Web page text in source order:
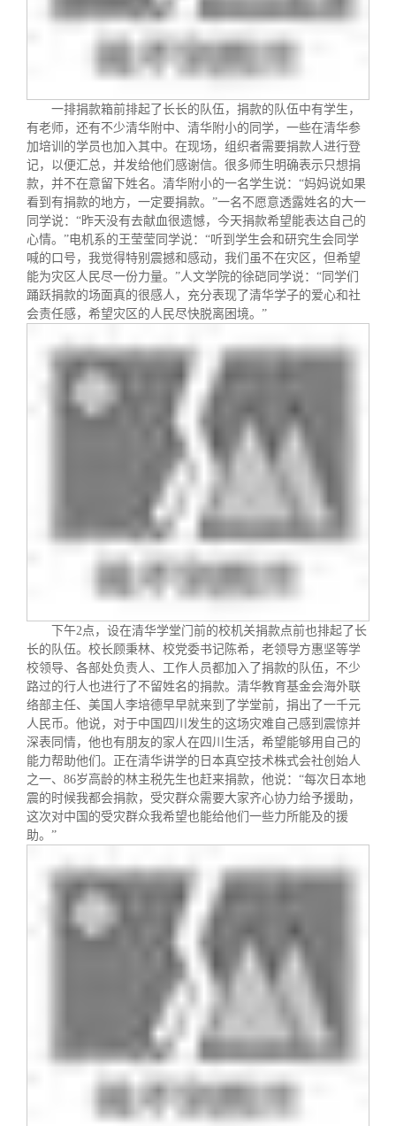
一排捐款箱前排起了长长的队伍，捐款的队伍中有学生，
有老师，还有不少清华附中、清华附小的同学，一些在清华参
加培训的学员也加入其中。在现场，组织者需要捐款人进行登
记，以便汇总，并发给他们感谢信。很多师生明确表示只想捐
款，并不在意留下姓名。清华附小的一名学生说：“妈妈说如果
看到有捐款的地方，一定要捐款。”一名不愿意透露姓名的大一
同学说：“昨天没有去献血很遗憾，今天捐款希望能表达自己的
心情。”电机系的王莹莹同学说：“听到学生会和研究生会同学
喊的口号，我觉得特别震撼和感动，我们虽不在灾区，但希望
能为灾区人民尽一份力量。”人文学院的徐硙同学说：“同学们
踊跃捐款的场面真的很感人，充分表现了清华学子的爱心和社
会责任感，希望灾区的人民尽快脱离困境。”
下午2 点，设在清华学堂门前的校机关捐款点前也排起了长
长的队伍。校长顾秉林、校党委书记陈希，老领导方惠坚等学
校领导、各部处负责人、工作人员都加入了捐款的队伍，不少
路过的行人也进行了不留姓名的捐款。清华教育基金会海外联
络部主任、美国人李培德早早就来到了学堂前，捐出了一千元
人民币。他说，对于中国四川发生的这场灾难自己感到震惊并
深表同情，他也有朋友的家人在四川生活，希望能够用自己的
能力帮助他们。正在清华讲学的日本真空技术株式会社创始人
之一、 86岁高龄的林主税先生也赶来捐款，他说： “每次日本地
震的时候我都会捐款，受灾群众需要大家齐心协力给予援助，
这次对中国的受灾群众我希望也能给他们一些力所能及的援
助。”